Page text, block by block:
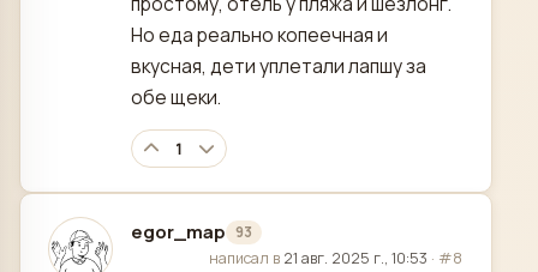
Но еда реально копеечная и
вкусная, дети уплетали лапшу за
обе щеки.
1
egor_map 93
отредактировано
написал в 21 авг. 2025 г., 10:53 · #8